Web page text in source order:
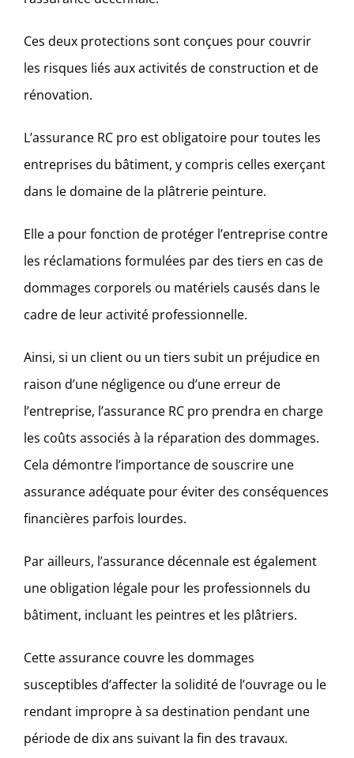
Ces deux protections sont conçues pour couvrir
les risques liés aux activités de construction et de
rénovation.
L’assurance RC pro est obligatoire pour toutes les
entreprises du bâtiment, y compris celles exerçant
dans le domaine de la plâtrerie peinture.
Elle a pour fonction de protéger l’entreprise contre
les réclamations formulées par des tiers en cas de
dommages corporels ou matériels causés dans le
cadre de leur activité professionnelle.
Ainsi, si un client ou un tiers subit un préjudice en
raison d’une négligence ou d’une erreur de
l’entreprise, l’assurance RC pro prendra en charge
les coûts associés à la réparation des dommages.
Cela démontre l’importance de souscrire une
assurance adéquate pour éviter des conséquences
financières parfois lourdes.
Par ailleurs, l’assurance décennale est également
une obligation légale pour les professionnels du
bâtiment, incluant les peintres et les plâtriers.
Cette assurance couvre les dommages
susceptibles d’affecter la solidité de l’ouvrage ou le
rendant impropre à sa destination pendant une
période de dix ans suivant la fin des travaux.